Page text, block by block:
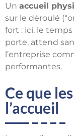
Un accueil
sur le déroulé
fort : ici, le
porte, attend
l’entreprise
performantes.
Ce que
l’accueil